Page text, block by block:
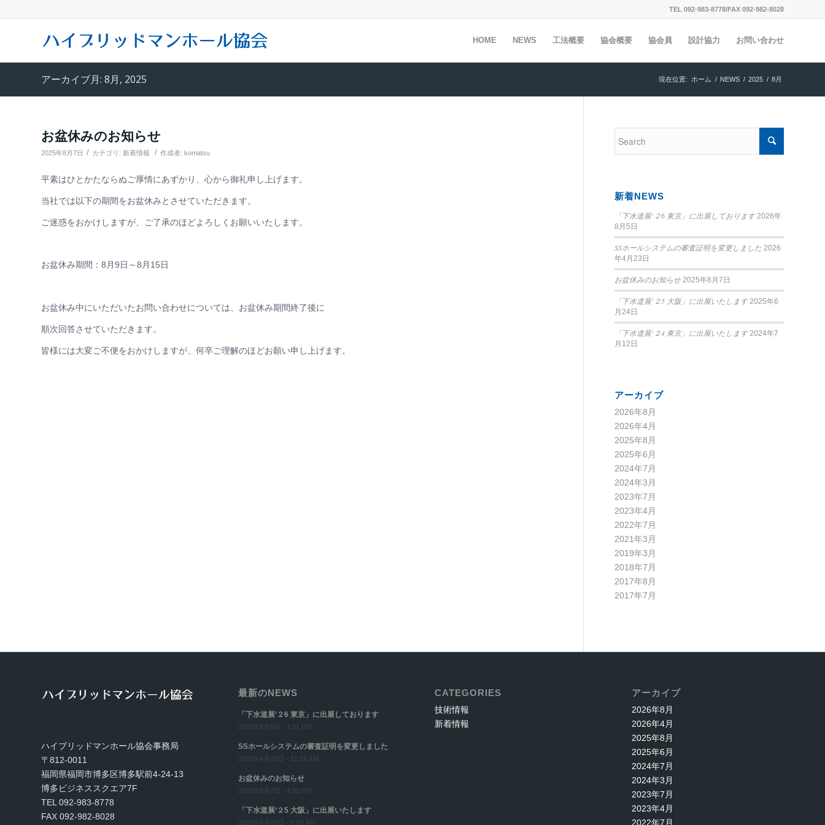
TEL 092-983-8778/FAX 092-982-8028
HOME NEWS 工法概要 協会概要 協会員 設計協力 お問い合わせ
アーカイブ月: 8月, 2025 現在位置: ホーム / NEWS / 2025 / 8月
お盆休みのお知らせ
2025年8月7日 / カテゴリ: 新着情報 / 作成者: komatsu
平素はひとかたならぬご厚情にあずかり、心から御礼申し上げます。
当社では以下の期間をお盆休みとさせていただきます。
ご迷惑をおかけしますが、ご了承のほどよろしくお願いいたします。
お盆休み期間：8月9日～8月15日
お盆休み中にいただいたお問い合わせについては、お盆休み期間終了後に
順次回答させていただきます。
皆様には大変ご不便をおかけしますが、何卒ご理解のほどお願い申し上げます。
新着NEWS
「下水道展‘２6 東京」に出展しております 2026年
8月5日
SSホールシステムの審査証明を変更しました 2026
年4月23日
お盆休みのお知らせ 2025年8月7日
「下水道展‘２5 大阪」に出展いたします 2025年6
月24日
「下水道展‘２4 東京」に出展いたします 2024年7
月12日
アーカイブ
2026年8月
2026年4月
2025年8月
2025年6月
2024年7月
2024年3月
2023年7月
2023年4月
2022年7月
2021年3月
2019年3月
2018年7月
2017年8月
2017年7月
ハイブリッドマンホール協会事務局
〒812-0011
福岡県福岡市博多区博多駅前4-24-13
博多ビジネススクエア7F
TEL 092-983-8778
FAX 092-982-8028
最新のNEWS
「下水道展‘２6 東京」に出展しております
2026年8月5日 - 1:51 PM
SSホールシステムの審査証明を変更しました
2026年4月23日 - 11:26 AM
お盆休みのお知らせ
2025年8月7日 - 4:52 PM
「下水道展‘２5 大阪」に出展いたします
2025年6月24日 - 9:00 AM
CATEGORIES
技術情報
新着情報
アーカイブ
2026年8月
2026年4月
2025年8月
2025年6月
2024年7月
2024年3月
2023年7月
2023年4月
2022年7月